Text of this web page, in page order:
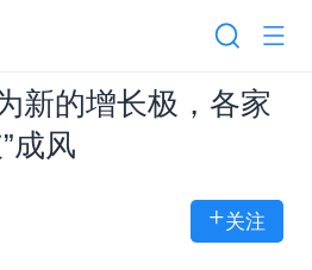
新的增长极，各家
成风
+关注